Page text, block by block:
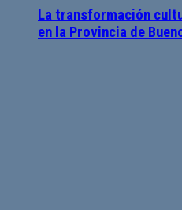
La transformación
en la Provincia de